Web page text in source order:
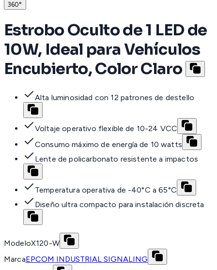
360°
Estrobo Oculto de 1 LED de
10W, Ideal para Vehículos
Encubierto, Color Claro
Alta luminosidad con 12 patrones de destello
Voltaje operativo flexible de 10-24 VCC
Consumo máximo de energía de 10 watts
Lente de policarbonato resistente a impactos
Temperatura operativa de -40°C a 65°C
Diseño ultra compacto para instalación discreta
ModeloX120-W
MarcaEPCOM INDUSTRIAL SIGNALING